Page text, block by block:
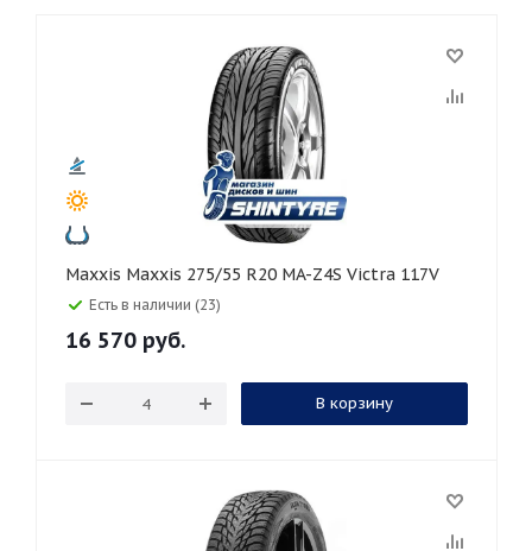
285 295
30 40 45
55 70
Maxxis Maxxis 275/55 R20 MA-Z4S Victra 117V
Есть в наличии (23)
16 570 руб.
В корзину